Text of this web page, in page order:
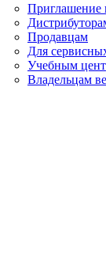
Приглашение
Продавцам
Для
Учебным
Владельцам